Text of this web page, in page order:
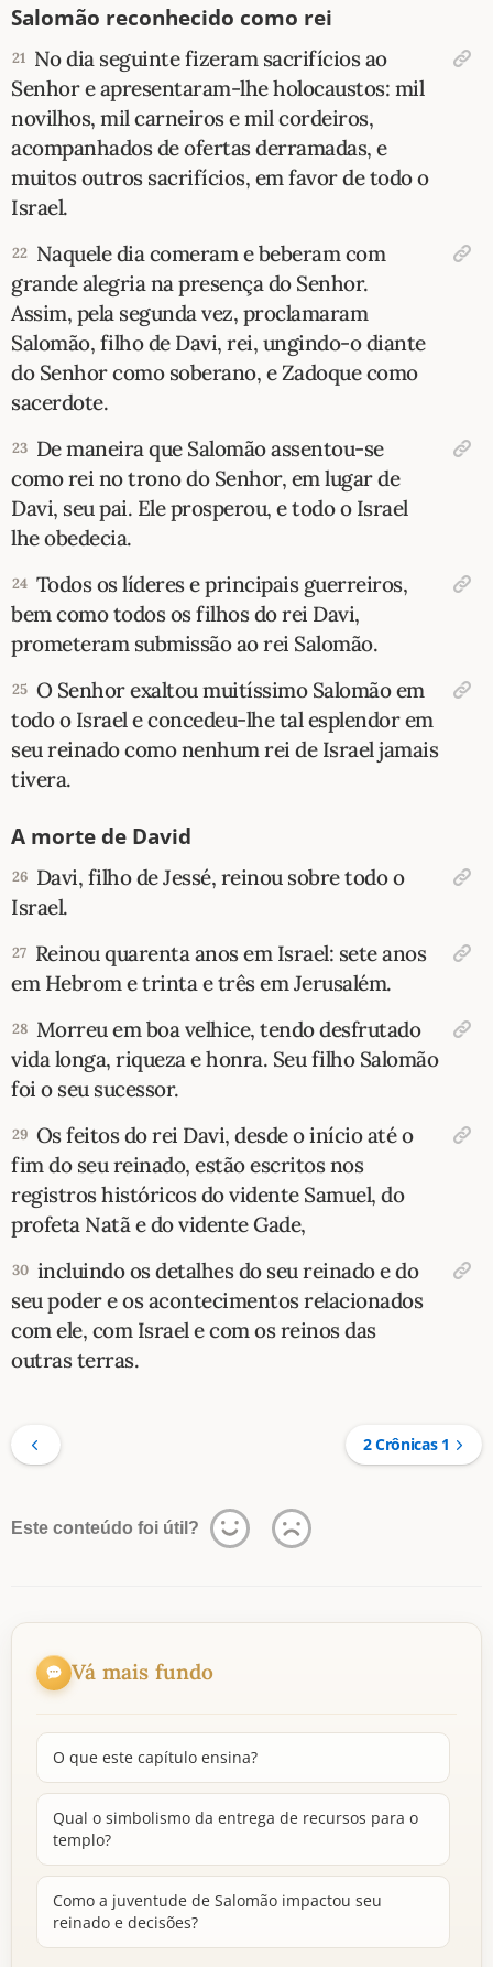
Salomão reconhecido como rei
21 No dia seguinte fizeram sacrifícios ao
Senhor e apresentaram-lhe holocaustos: mil
novilhos, mil carneiros e mil cordeiros,
acompanhados de ofertas derramadas, e
muitos outros sacrifícios, em favor de todo o
Israel.
22 Naquele dia comeram e beberam com
grande alegria na presença do Senhor.
Assim, pela segunda vez, proclamaram
Salomão, filho de Davi, rei, ungindo-o diante
do Senhor como soberano, e Zadoque como
sacerdote.
23 De maneira que Salomão assentou-se
como rei no trono do Senhor, em lugar de
Davi, seu pai. Ele prosperou, e todo o Israel
lhe obedecia.
24 Todos os líderes e principais guerreiros,
bem como todos os filhos do rei Davi,
prometeram submissão ao rei Salomão.
25 O Senhor exaltou muitíssimo Salomão em
todo o Israel e concedeu-lhe tal esplendor em
seu reinado como nenhum rei de Israel jamais
tivera.
A morte de David
26 Davi, filho de Jessé, reinou sobre todo o
Israel.
27 Reinou quarenta anos em Israel: sete anos
em Hebrom e trinta e três em Jerusalém.
28 Morreu em boa velhice, tendo desfrutado
vida longa, riqueza e honra. Seu filho Salomão
foi o seu sucessor.
29 Os feitos do rei Davi, desde o início até o
fim do seu reinado, estão escritos nos
registros históricos do vidente Samuel, do
profeta Natã e do vidente Gade,
30 incluindo os detalhes do seu reinado e do
seu poder e os acontecimentos relacionados
com ele, com Israel e com os reinos das
outras terras.
2 Crônicas 1
Este conteúdo foi útil?
Vá mais fundo
O que este capítulo ensina?
Qual o simbolismo da entrega de recursos para o
templo?
Como a juventude de Salomão impactou seu
reinado e decisões?